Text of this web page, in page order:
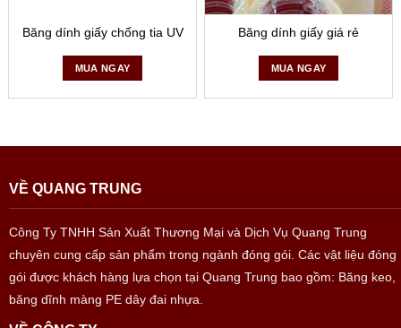
– Khả năng chịu nhiệt độ cao so với loại giấy thông thường
lên đến 150oC trong 1 thời gian
– Tăng hiệu quả công việc, tăng tính thẩm mỹ, tiết kiệm thời
gian làm
– Thân thiện với môi trường
Quang Trung chuyên sản xuất băng dính giấy
Băng dính giấy chống tia UV
MUA NGAY
Băng dính giấy giá rẻ
MUA NGAY
VỀ QUANG TRUNG
Công Ty TNHH Sản Xuất Thương Mại và Dịch Vụ Quang Trung
chuyên cung cấp sản phẩm trong ngành đóng gói. Các vật liệu đóng
gói được khách hàng lựa chọn tại Quang Trung bao gồm: Băng keo,
băng dĩnh màng PE dây đai nhựa.